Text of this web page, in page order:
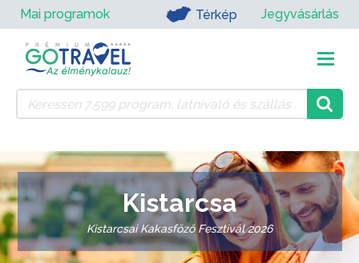
Mai programok Térkép Jegyvásárlás
Kistarcsa
Kistarcsai Kakasfőző Fesztivál 2026